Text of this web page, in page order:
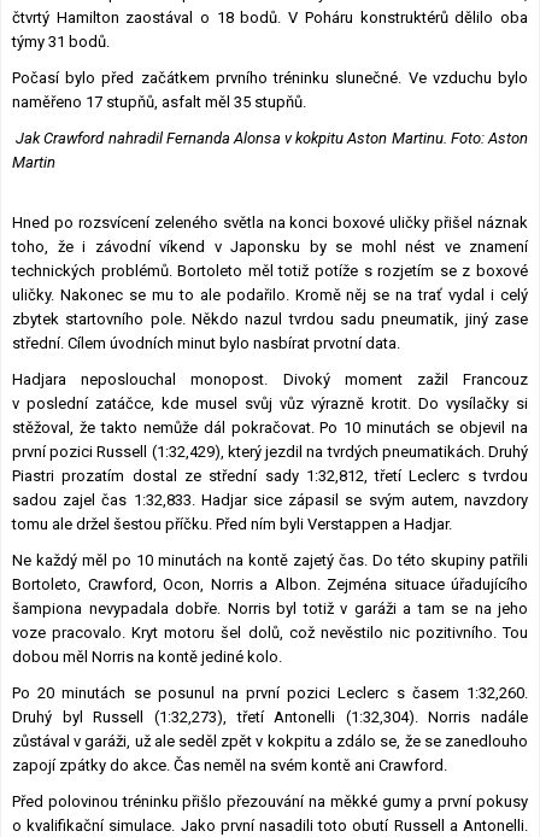
čtvrtý Hamilton zaostával o 18 bodů. V Poháru konstruktérů dělilo oba
týmy 31 bodů.
Počasí bylo před začátkem prvního tréninku slunečné. Ve vzduchu bylo
naměřeno 17 stupňů, asfalt měl 35 stupňů.
Jak Crawford nahradil Fernanda Alonsa v kokpitu Aston Martinu. Foto: Aston
Martin
Hned po rozsvícení zeleného světla na konci boxové uličky přišel náznak
toho, že i závodní víkend v Japonsku by se mohl nést ve znamení
technických problémů. Bortoleto měl totiž potíže s rozjetím se z boxové
uličky. Nakonec se mu to ale podařilo. Kromě něj se na trať vydal i celý
zbytek startovního pole. Někdo nazul tvrdou sadu pneumatik, jiný zase
střední. Cílem úvodních minut bylo nasbírat prvotní data.
Hadjara neposlouchal monopost. Divoký moment zažil Francouz
v poslední zatáčce, kde musel svůj vůz výrazně krotit. Do vysílačky si
stěžoval, že takto nemůže dál pokračovat. Po 10 minutách se objevil na
první pozici Russell (1:32,429), který jezdil na tvrdých pneumatikách. Druhý
Piastri prozatím dostal ze střední sady 1:32,812, třetí Leclerc s tvrdou
sadou zajel čas 1:32,833. Hadjar sice zápasil se svým autem, navzdory
tomu ale držel šestou příčku. Před ním byli Verstappen a Hadjar.
Ne každý měl po 10 minutách na kontě zajetý čas. Do této skupiny patřili
Bortoleto, Crawford, Ocon, Norris a Albon. Zejména situace úřadujícího
šampiona nevypadala dobře. Norris byl totiž v garáži a tam se na jeho
voze pracovalo. Kryt motoru šel dolů, což nevěstilo nic pozitivního. Tou
dobou měl Norris na kontě jediné kolo.
Po 20 minutách se posunul na první pozici Leclerc s časem 1:32,260.
Druhý byl Russell (1:32,273), třetí Antonelli (1:32,304). Norris nadále
zůstával v garáži, už ale seděl zpět v kokpitu a zdálo se, že se zanedlouho
zapojí zpátky do akce. Čas neměl na svém kontě ani Crawford.
Před polovinou tréninku přišlo přezouvání na měkké gumy a první pokusy
o kvalifikační simulace. Jako první nasadili toto obutí Russell a Antonelli.